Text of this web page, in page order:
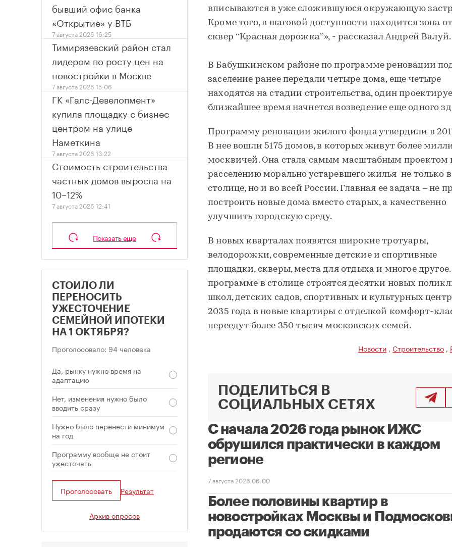
вписываются в уже сложившуюся окружающую
Кроме того, в шаговой доступности находится зона
сквер “Красная дорожка”», - рассказал Андрей Валуй.
В Бабушкинском районе по программе реновации
заселение ранее передали четыре дома, еще четыре
находятся на стадии строительства, один
ближайшее время начнется возведение еще одного
Программу реновации жилого фонда утвердили в
В нее вошли 5175 домов, в которых живут более
москвичей. Она стала самым масштабным проектом
расселению морально устаревшего жилья не только в
столице, но и во всей России. Главная ее задача – не
построить новые дома вместо старых, а качественно
улучшить городскую среду.
В новых кварталах появятся широкие тротуары,
велодорожки, современные детские и спортивные
площадки, скверы, места для отдыха и многое
программе в столице строятся десятки новых
школ, детских садов, спортивных и культурных
2035 года в новые квартиры с отделкой комфорт-
переедут более 350 тысяч московских семей.
Новости , Строительство ,
ПОДЕЛИТЬСЯ В
СОЦИАЛЬНЫХ СЕТЯХ
С начала 2026 года рынок ИЖС
обрушился практически в каждом
регионе
7 августа 2026 06:00
Более половины квартир в
новостройках Москвы и
продаются со скидками
бывший офис банка
«Открытие» у ВТБ
7 августа 2026 16:25
Тимирязевский район стал
лидером по росту цен на
новостройки в Москве
7 августа 2026 15:06
ГК «Галс-Девелопмент»
купила площадку с бизнес
центром на улице
Наметкина
7 августа 2026 13:22
Стоимость строительства
частных домов выросла на
10–12%
7 августа 2026 12:41
Показать еще
СТОИЛО ЛИ
ПЕРЕНОСИТЬ
УЖЕСТОЧЕНИЕ
СЕМЕЙНОЙ ИПОТЕКИ
НА 1 ОКТЯБРЯ?
Проголосовало: 94 человека
Да, рынку нужно время на
адаптацию
Нет, изменения нужно было
вводить сразу
Нужно было перенести минимум
на год
Программу вообще не стоит
ужесточать
Проголосовать Результат
Архив опросов